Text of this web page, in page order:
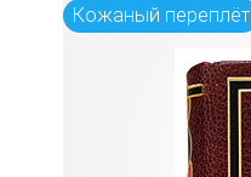
Кожаный переплёт